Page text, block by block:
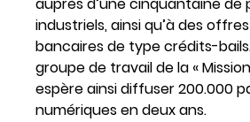
auprès d’une cinquantaine de
industriels, ainsi qu’à des
bancaires de type crédits-
groupe de travail de la « Mission
espère ainsi diffuser 200.000
numériques en deux ans.